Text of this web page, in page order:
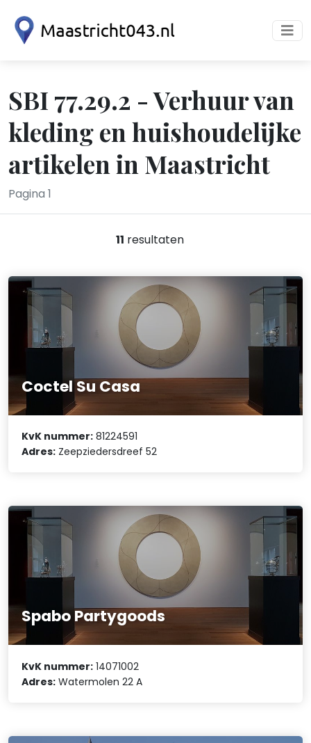
SBI 77.29.2 - Verhuur van
kleding en huishoudelijke
artikelen in Maastricht
Pagina 1
11 resultaten
Coctel Su Casa
KvK nummer: 81224591
Adres: Zeepziedersdreef 52
Spabo Partygoods
KvK nummer: 14071002
Adres: Watermolen 22 A